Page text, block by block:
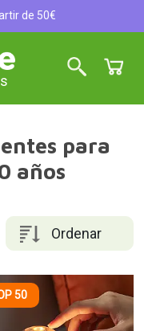
de 50€
para
años
Ordenar
50